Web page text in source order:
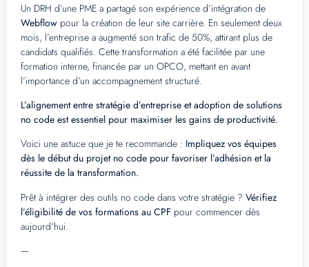
Un DRH d’une PME a partagé son expérience d’intégration de
Webflow pour la création de leur site carrière. En seulement deux
mois, l’entreprise a augmenté son trafic de 50%, attirant plus de
candidats qualifiés. Cette transformation a été facilitée par une
formation interne, financée par un OPCO, mettant en avant
l’importance d’un accompagnement structuré.
L’alignement entre stratégie d’entreprise et adoption de solutions
no code est essentiel pour maximiser les gains de productivité.
Voici une astuce que je te recommande : Impliquez vos équipes
dès le début du projet no code pour favoriser l’adhésion et la
réussite de la transformation.
Prêt à intégrer des outils no code dans votre stratégie ? Vérifiez
l’éligibilité de vos formations au CPF pour commencer dès
aujourd’hui.
—